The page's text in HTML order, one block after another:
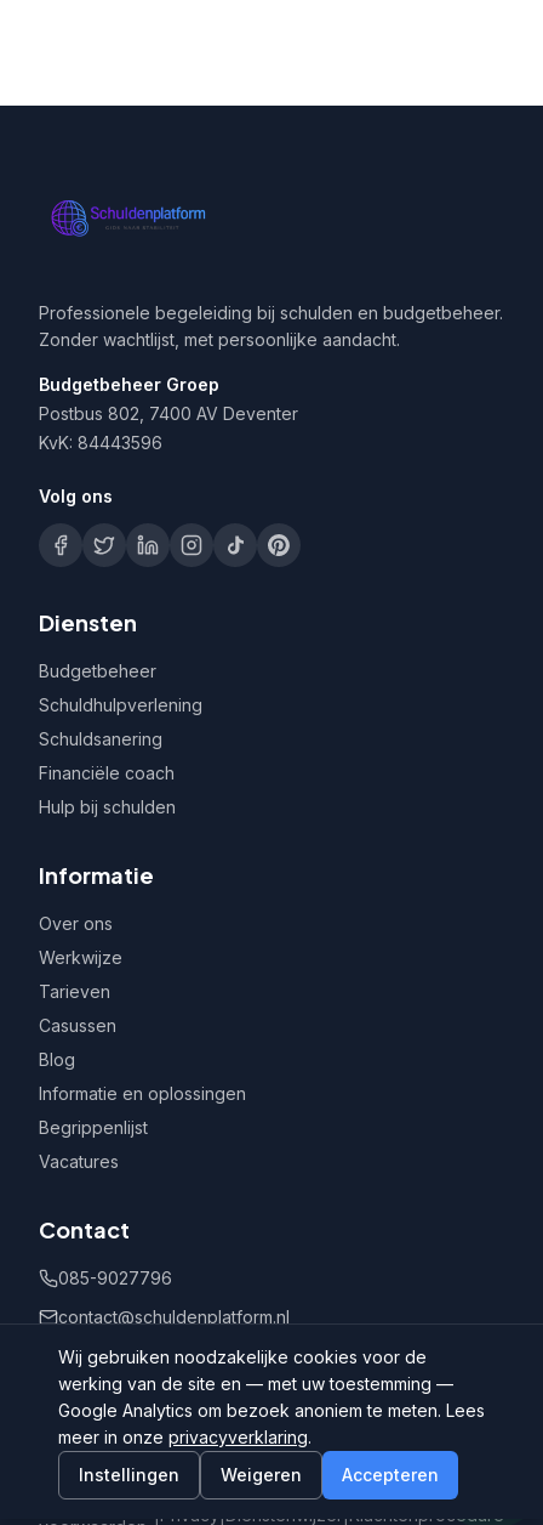
Professionele begeleiding bij schulden en budgetbeheer.
Zonder wachtlijst, met persoonlijke aandacht.
Budgetbeheer Groep
Postbus 802, 7400 AV Deventer
KvK: 84443596
Volg ons
Diensten
Budgetbeheer
Schuldhulpverlening
Schuldsanering
Financiële coach
Hulp bij schulden
Informatie
Over ons
Werkwijze
Tarieven
Casussen
Blog
Informatie en oplossingen
Begrippenlijst
Vacatures
Contact
085-9027796
contact@schuldenplatform.nl
Postbus 802, 7400 AV Deventer
©
Schuldenplatform.nl
Algemene
|Privacy |Dienstenwijzer |Klachtenprocedure
Wij gebruiken noodzakelijke cookies voor de
werking van de site en — met uw toestemming —
Google Analytics om bezoek anoniem te meten. Lees
meer in onze privacyverklaring.
Instellingen
Weigeren Accepteren